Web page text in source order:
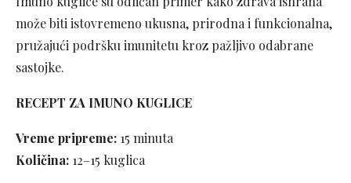
može biti istovremeno ukusna, prirodna i funkcionalna,
pružajući podršku imunitetu kroz pažljivo odabrane
sastojke.
RECEPT ZA IMUNO KUGLICE
Vreme pripreme: 15 minuta
Količina: 12–15 kuglica